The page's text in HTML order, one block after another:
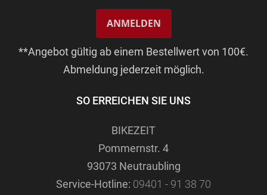
ANMELDEN
**Angebot gültig ab einem Bestellwert von 100€.
Abmeldung jederzeit möglich.
SO ERREICHEN SIE UNS
BIKEZEIT
Pommernstr. 4
93073 Neutraubling
Service-Hotline: 09401 - 91 38 70